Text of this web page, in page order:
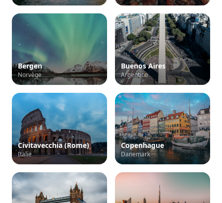
Bergen
Norvège
Buenos Aires
Argentine
Civitavecchia (Rome)
Italie
Copenhague
Danemark